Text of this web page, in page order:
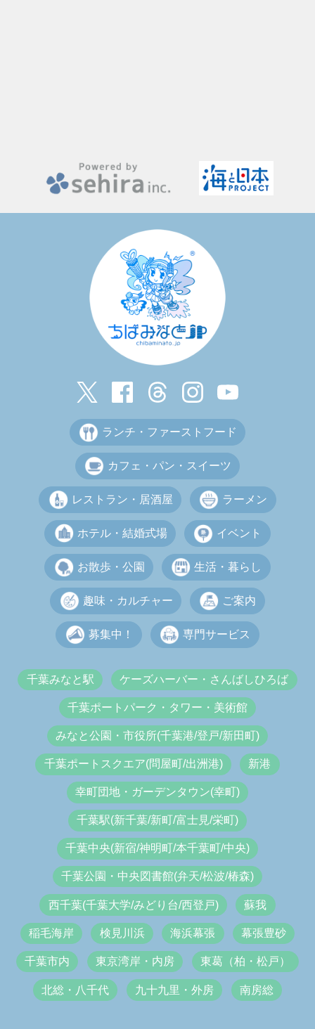
ランチ・ファーストフード
カフェ・パン・スイーツ
レストラン・居酒屋 ラーメン
ホテル・結婚式場 イベント
お散歩・公園 生活・暮らし
趣味・カルチャー ご案内
募集中！ 専門サービス
千葉みなと駅 ケーズハーバー・さんばしひろば
千葉ポートパーク・タワー・美術館
みなと公園・市役所(千葉港/登戸/新田町)
千葉ポートスクエア(問屋町/出洲港) 新港
幸町団地・ガーデンタウン(幸町)
千葉駅(新千葉/新町/富士見/栄町)
千葉中央(新宿/神明町/本千葉町/中央)
千葉公園・中央図書館(弁天/松波/椿森)
西千葉(千葉大学/みどり台/西登戸) 蘇我
稲毛海岸 検見川浜 海浜幕張 幕張豊砂
千葉市内 東京湾岸・内房 東葛（柏・松戸）
北総・八千代 九十九里・外房 南房総